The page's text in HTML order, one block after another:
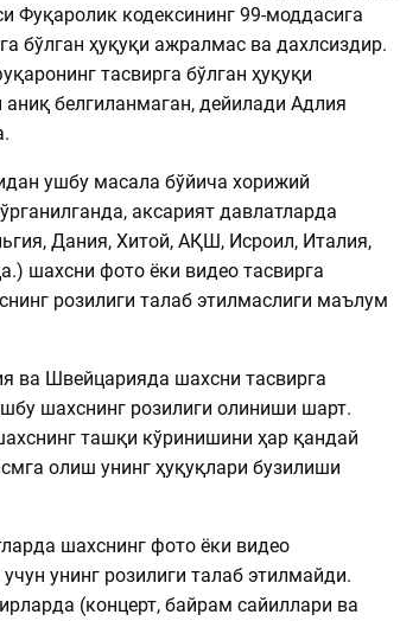
Фуқаролик кодексининг 99-моддасига
бўлган ҳуқуқи ажралмас ва дахлсиздир.
тасвирга бўлган ҳуқуқи
аниқ белгиланмаган, дейилади Адлия
ушбу масала бўйича хорижий
аксарият давлатларда
Дания, Хитой, АҚШ, Исроил, Италия,
шахсни фото ёки видео тасвирга
розилиги талаб этилмаслиги маълум
ва Швейцарияда шахсни тасвирга
шахснинг розилиги олиниши шарт.
ташқи кўринишини ҳар қандай
олиш унинг ҳуқуқлари бузилиши
шахснинг фото ёки видео
унинг розилиги талаб этилмайди.
(концерт, байрам сайиллари ва